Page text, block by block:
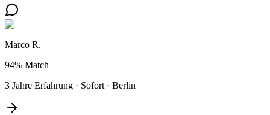
Marco R.
94% Match
3 Jahre Erfahrung · Sofort · Berlin